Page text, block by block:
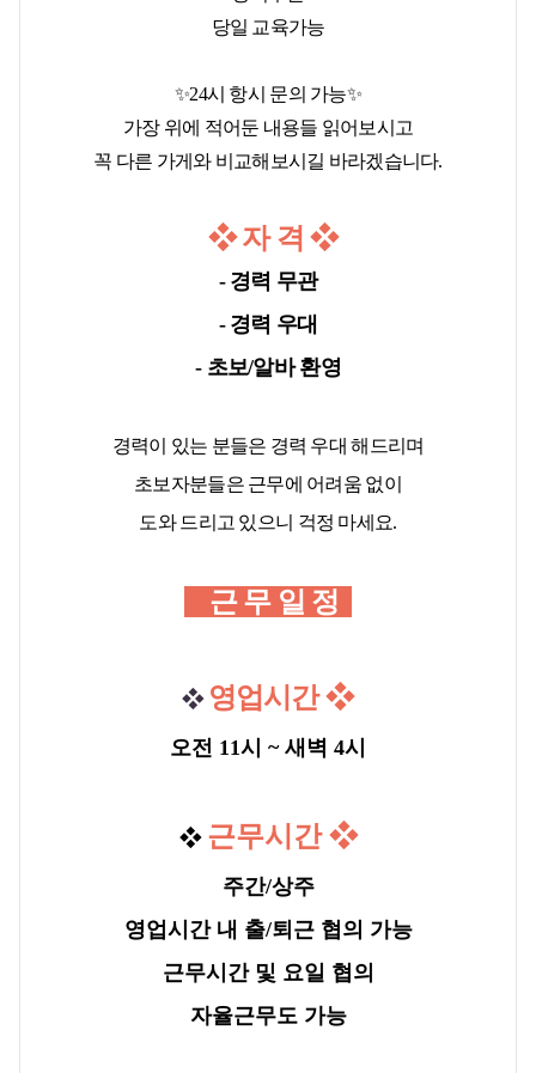
당일 교육가능
✨24시 항시 문의 가능✨
가장 위에 적어둔 내용들 읽어보시고
꼭 다른 가게와 비교해보시길 바라겠습니다.
❖자 격 ❖
- 경력 무관
- 경력 우대
- 초보/알바 환영
경력이 있는 분들은 경력 우대 해드리며
초보자분들은 근무에 어려움 없이
도와 드리고 있으니 걱정 마세요.
근 무 일 정
❖ 영업시간 ❖
오전 11시 ~ 새벽 4시
❖ 근무시간 ❖
주간/상주
영업시간 내 출/퇴근 협의 가능
근무시간 및 요일 협의
자율근무도 가능